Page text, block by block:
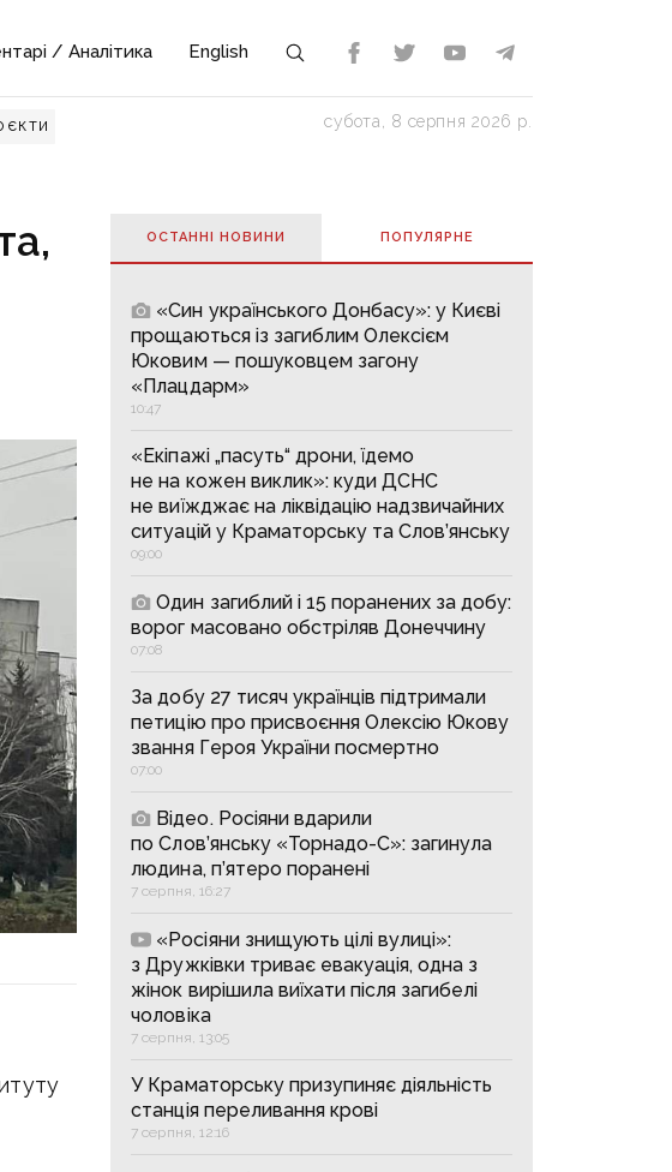
/ Аналітика English
субота, 8 серпня 2026 р.
ОСТАННІ НОВИНИ ПОПУЛЯРНE
«Син українського Донбасу»: у Києві
прощаються із загиблим Олексієм
Юковим — пошуковцем загону
«Плацдарм»
10:47
«Екіпажі „пасуть“ дрони, їдемо
не на кожен виклик»: куди ДСНС
не виїжджає на ліквідацію надзвичайних
ситуацій у Краматорську та Слов’янську
09:00
Один загиблий і 15 поранених за добу:
ворог масовано обстріляв Донеччину
07:08
За добу 27 тисяч українців підтримали
петицію про присвоєння Олексію Юкову
звання Героя України посмертно
07:00
Відео. Росіяни вдарили
по Слов’янську «Торнадо-С»: загинула
людина, п’ятеро поранені
7 серпня, 16:27
«Росіяни знищують цілі вулиці»:
з Дружківки триває евакуація, одна з
жінок вирішила виїхати після загибелі
чоловіка
7 серпня, 13:05
У Краматорську призупиняє діяльність
станція переливання крові
7 серпня, 12:16